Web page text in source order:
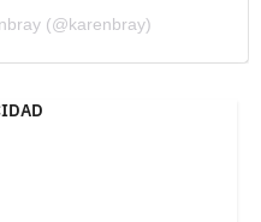
(@karenbray)